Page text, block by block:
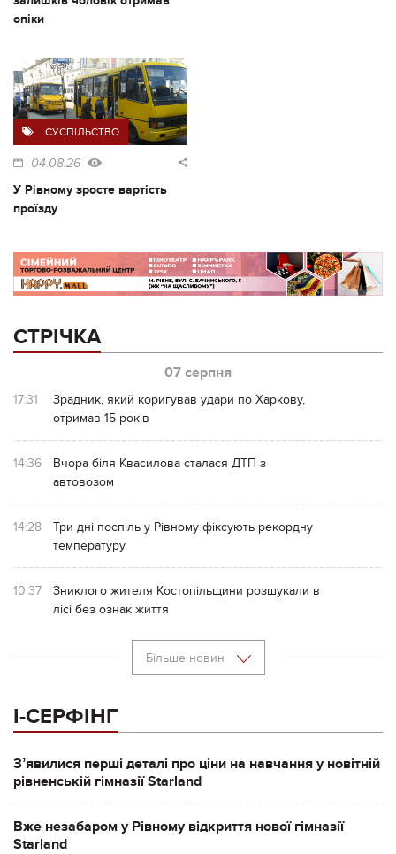
опіки
СУСПІЛЬСТВО
04.08.26
У Рівному зросте вартість
проїзду
СТРІЧКА
07 серпня
17:31
Зрадник, який коригував удари по Харкову,
отримав 15 років
14:36
Вчора біля Квасилова сталася ДТП з
автовозом
14:28
Три дні поспіль у Рівному фіксують рекордну
температуру
10:37
Зниклого жителя Костопільщини розшукали в
лісі без ознак життя
Більше новин
І-СЕРФІНГ
Зʼявилися перші деталі про ціни на навчання у новітній
рівненській гімназії Starland
Вже незабаром у Рівному відкриття нової гімназії
Starland